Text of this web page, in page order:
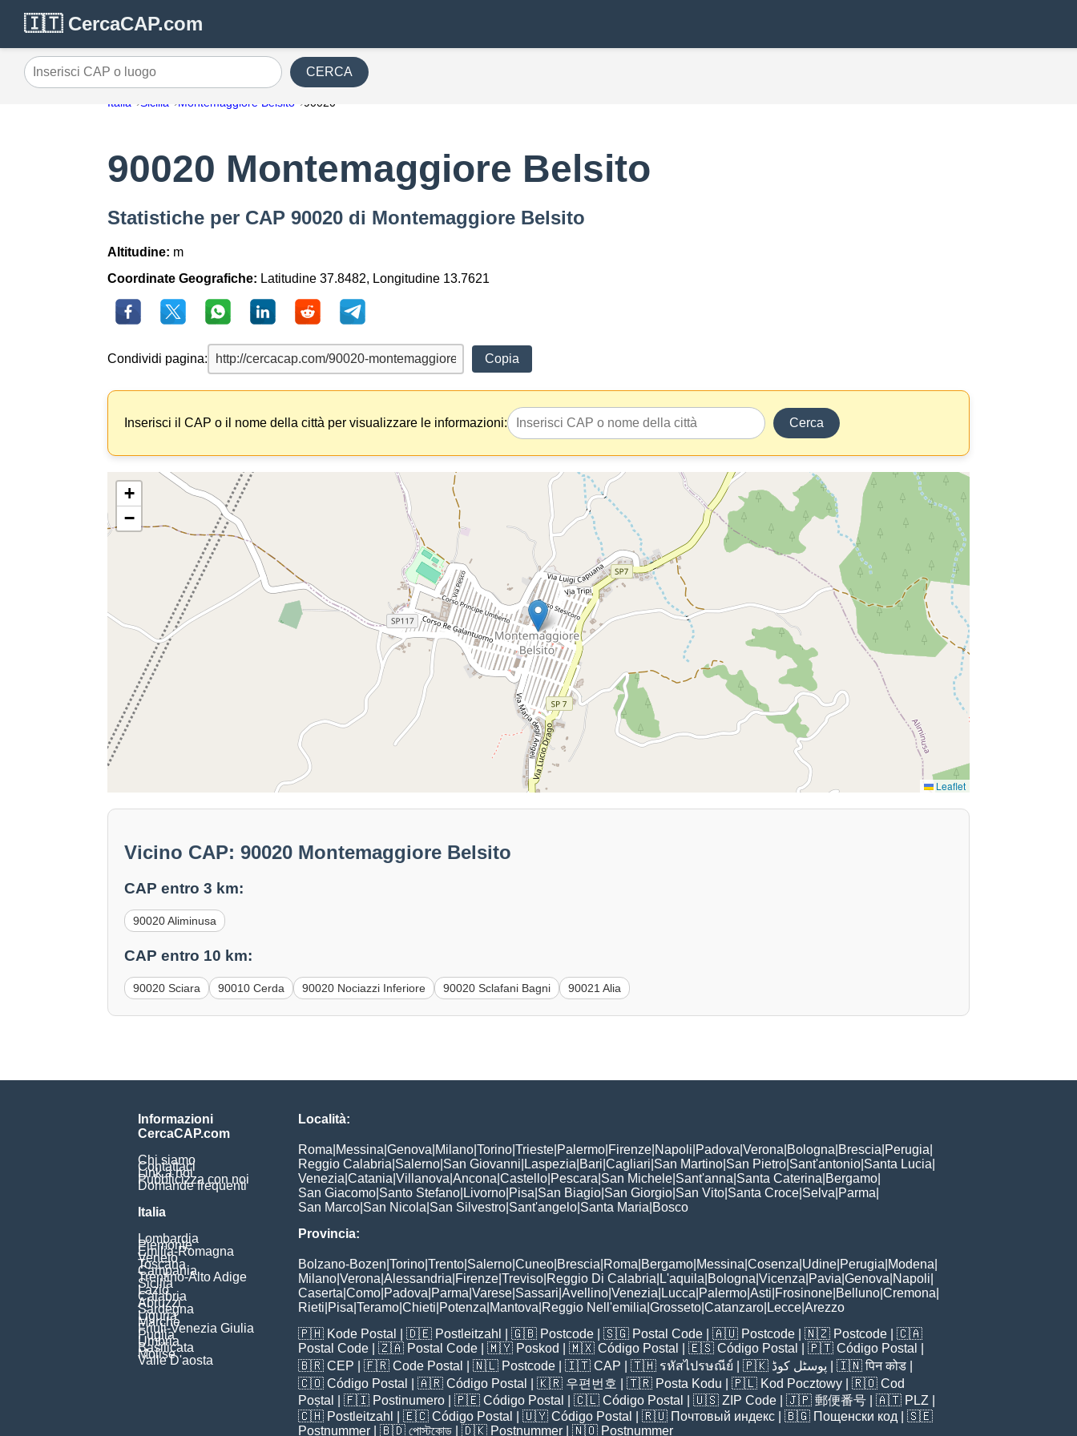
🇮🇹 CercaCAP.com
Inserisci CAP o luogo CERCA
Italia Sicilia Montemaggiore Belsito 90020
90020 Montemaggiore Belsito
Statistiche per CAP 90020 di Montemaggiore Belsito
Altitudine: m
Coordinate Geografiche: Latitudine 37.8482, Longitudine 13.7621
Condividi pagina: Copia
Inserisci il CAP o il nome della città per visualizzare le informazioni: Cerca
+
−
Leaflet
Vicino CAP: 90020 Montemaggiore Belsito
CAP entro 3 km:
90020 Aliminusa
CAP entro 10 km:
90020 Sciara 90010 Cerda 90020 Nociazzi Inferiore 90020 Sclafani Bagni 90021 Alia
Informazioni
CercaCAP.com
Chi siamo
Contattaci
Link a noi
Pubblicizza con noi
Domande frequenti
Italia
Lombardia
Piemonte
Emilia-Romagna
Veneto
Toscana
Campania
Trentino-Alto Adige
Sicilia
Lazio
Calabria
Abruzzi
Sardegna
Liguria
Marche
Friuli-Venezia Giulia
Puglia
Umbria
Basilicata
Molise
Valle D'aosta
Località:
Roma Messina Genova Milano Torino Trieste Palermo Firenze Napoli Padova Verona Bologna Brescia Perugia
Reggio Calabria Salerno San Giovanni Laspezia Bari Cagliari San Martino San Pietro Sant'antonio Santa Lucia
Venezia Catania Villanova Ancona Castello Pescara San Michele Sant'anna Santa Caterina Bergamo
San Giacomo Santo Stefano Livorno Pisa San Biagio San Giorgio San Vito Santa Croce Selva Parma
San Marco San Nicola San Silvestro Sant'angelo Santa Maria Bosco
Provincia:
Bolzano-Bozen Torino Trento Salerno Cuneo Brescia Roma Bergamo Messina Cosenza Udine Perugia Modena
Milano Verona Alessandria Firenze Treviso Reggio Di Calabria L'aquila Bologna Vicenza Pavia Genova Napoli
Caserta Como Padova Parma Varese Sassari Avellino Venezia Lucca Palermo Asti Frosinone Belluno Cremona
Rieti Pisa Teramo Chieti Potenza Mantova Reggio Nell'emilia Grosseto Catanzaro Lecce Arezzo
🇵🇭 Kode Postal | 🇩🇪 Postleitzahl | 🇬🇧 Postcode | 🇸🇬 Postal Code | 🇦🇺 Postcode | 🇳🇿 Postcode | 🇨🇦
Postal Code | 🇿🇦 Postal Code | 🇲🇾 Poskod | 🇲🇽 Código Postal | 🇪🇸 Código Postal | 🇵🇹 Código Postal
🇧🇷 CEP | 🇫🇷 Code Postal | 🇳🇱 Postcode | 🇮🇹 CAP | 🇹🇭 รหัสไปรษณีย์ | 🇵🇰 پوسٹل کوڈ | 🇮🇳पिन कोड
🇨🇴 Código Postal | 🇦🇷 Código Postal | 🇰🇷 우편번호 | 🇹🇷 Posta Kodu | 🇵🇱 Kod Pocztowy | 🇷🇴 Cod
Poștal
| 🇫🇮 Postinumero | 🇵🇪 Código Postal | 🇨🇱 Código Postal | 🇺🇸 ZIP Code | 🇯🇵 郵便番号 | 🇦🇹 PLZ
🇨🇭 Postleitzahl | 🇪🇨 Código Postal | 🇺🇾 Código Postal | 🇷🇺 Почтовый индекс | 🇧🇬 Пощенски код | 🇸🇪
Postnummer | 🇧🇩 পোস্টকোড | 🇩🇰 Postnummer | 🇳🇴 Postnummer